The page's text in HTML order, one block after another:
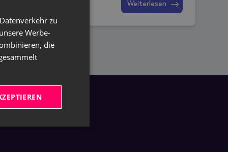
Weiterlesen
GERMAN
ENGLISH
zu
Werbe-
die